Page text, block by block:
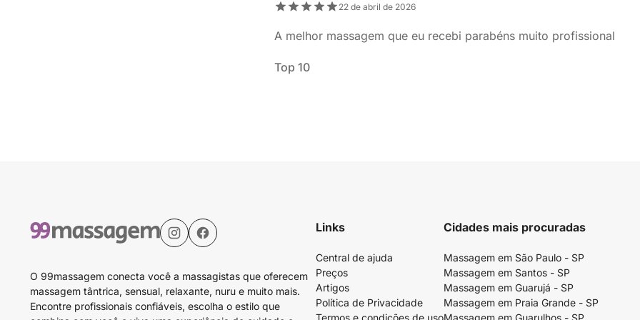
22 de abril de 2026
A melhor massagem que eu recebi parabéns muito profissional
Top 10
O 99massagem conecta você a massagistas que oferecem
massagem tântrica, sensual, relaxante, nuru e muito mais.
Encontre profissionais confiáveis, escolha o estilo que
Links
Central de ajuda
Preços
Artigos
Política de Privacidade
Termos e condições de uso
Cidades mais procuradas
Massagem em São Paulo - SP
Massagem em Santos - SP
Massagem em Guarujá - SP
Massagem em Praia Grande - SP
Massagem em Guarulhos - SP